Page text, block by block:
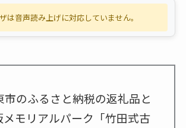
は音声読み上げに対応していません。
市のふるさと納税の返礼品と
メモリアルパーク「竹田式古